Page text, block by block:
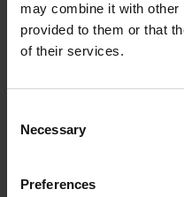
may combine it with other
provided to them or that
of their services.
Selection
Necessary
Preferences
Raporty, ogłoszenia